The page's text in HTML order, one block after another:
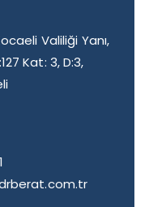
Valiliği Yanı,
Kat: 3, D:3,